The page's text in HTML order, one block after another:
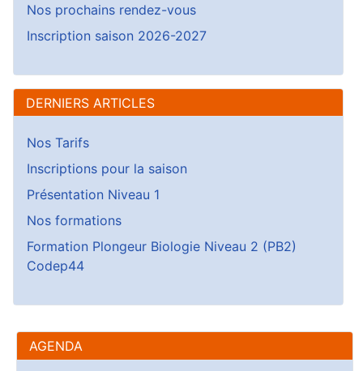
AGENDA
Nos prochains rendez-vous
Inscription saison 2026-2027
DERNIERS ARTICLES
Nos Tarifs
Inscriptions pour la saison
Présentation Niveau 1
Nos formations
Formation Plongeur Biologie Niveau 2 (PB2)
Codep44